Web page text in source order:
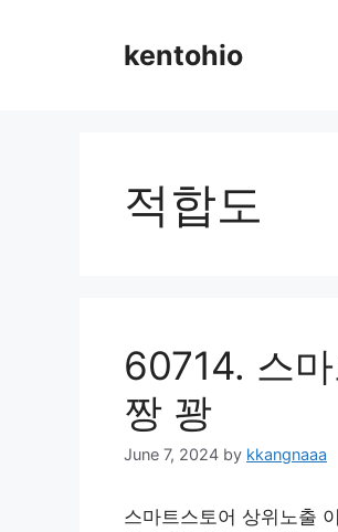
kentohio
적합도
60714. 스
짱 꽝
June 7, 2024 by kkangnaaa
스마트스토어 상위노출